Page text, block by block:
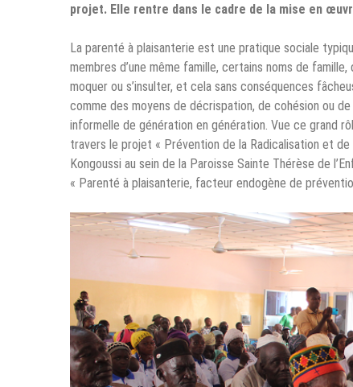
projet. Elle rentre dans le cadre de la mise en
La parenté à plaisanterie est une pratique sociale
membres d’une même famille, certains noms de
moquer ou s’insulter, et cela sans conséquences
comme des moyens de décrispation, de cohésion ou
informelle de génération en génération. Vue ce grand
travers le projet « Prévention de la Radicalisation et
Kongoussi au sein de la Paroisse Sainte Thérèse de
« Parenté à plaisanterie, facteur endogène de